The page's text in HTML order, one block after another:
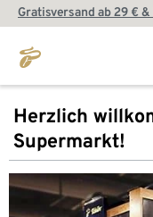
Gratisversand ab 29 €
Herzlich
Supermarkt!